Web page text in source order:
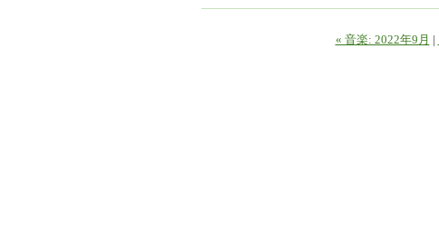
« 音楽: 2022年9月 |